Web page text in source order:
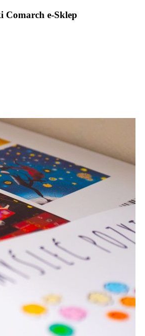
Comarch e-Sklep